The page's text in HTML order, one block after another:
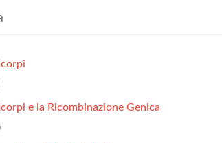
e la Ricombinazione Genica